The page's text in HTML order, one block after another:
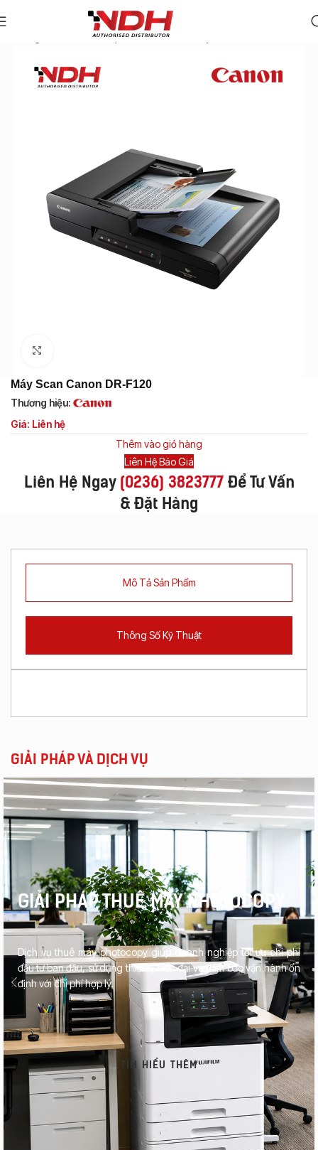
Danh Mục Sản Phẩm
Máy Scan Canon DR-F120
Thương hiệu:
Giá: Liên hệ
Thêm vào giỏ hàng
Liên Hệ Báo Giá
Liên Hệ Ngay (0236) 3823777Để Tư Vấn
& Đặt Hàng
Mô Tả Sản Phẩm
Thông Số Kỹ Thuật
GIẢI PHÁP VÀ DỊCH VỤ
GIẢI PHÁP THUÊ MÁY PHOTOCOPY
Dịch vụ thuê máy photocopy giúp doanh nghiệp tối ưu chi phí
đầu tư ban đầu, sử dụng thiết bị hiện đại và đảm bảo vận hành ổn
định với chi phí hợp lý.
TÌM HIỂU THÊM